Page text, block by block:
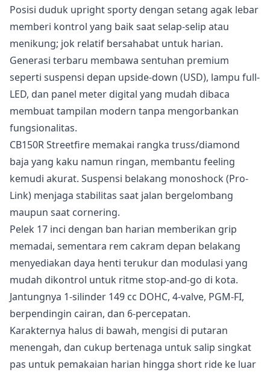
Posisi duduk upright sporty dengan setang agak lebar
memberi kontrol yang baik saat selap-selip atau
menikung; jok relatif bersahabat untuk harian.
Generasi terbaru membawa sentuhan premium
seperti suspensi depan upside-down (USD), lampu full-
LED, dan panel meter digital yang mudah dibaca
membuat tampilan modern tanpa mengorbankan
fungsionalitas.
CB150R Streetfire memakai rangka truss/diamond
baja yang kaku namun ringan, membantu feeling
kemudi akurat. Suspensi belakang monoshock (Pro-
Link) menjaga stabilitas saat jalan bergelombang
maupun saat cornering.
Pelek 17 inci dengan ban harian memberikan grip
memadai, sementara rem cakram depan belakang
menyediakan daya henti terukur dan modulasi yang
mudah dikontrol untuk ritme stop-and-go di kota.
Jantungnya 1-silinder 149 cc DOHC, 4-valve, PGM-FI,
berpendingin cairan, dan 6-percepatan.
Karakternya halus di bawah, mengisi di putaran
menengah, dan cukup bertenaga untuk salip singkat
pas untuk pemakaian harian hingga short ride ke luar